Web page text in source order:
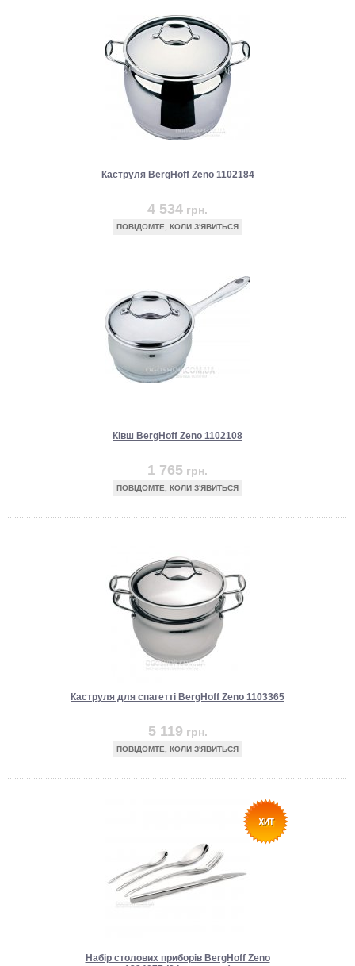
Каструля BergHoff Zeno 1102184
4 534 грн.
ПОВІДОМТЕ, КОЛИ З'ЯВИТЬСЯ
Ківш BergHoff Zeno 1102108
1 765 грн.
ПОВІДОМТЕ, КОЛИ З'ЯВИТЬСЯ
Каструля для спагетті BergHoff Zeno 1103365
5 119 грн.
ПОВІДОМТЕ, КОЛИ З'ЯВИТЬСЯ
Набір столових приборів BergHoff Zeno